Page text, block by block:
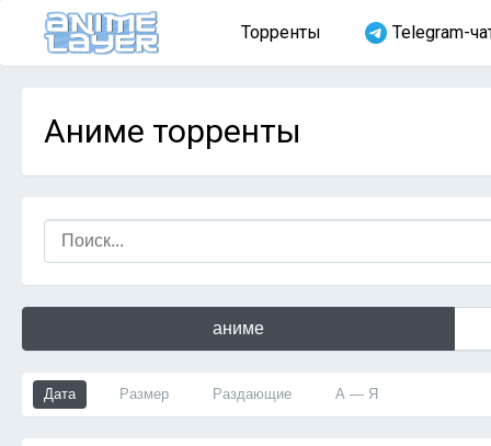
Торренты Telegram-
Аниме торренты
аниме
Дата Размер Раздающие А — Я